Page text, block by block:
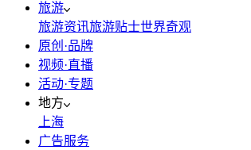
旅游
旅游资讯旅游贴士世界奇观
原创·品牌
视频·直播
活动·专题
地方
上海
广告服务